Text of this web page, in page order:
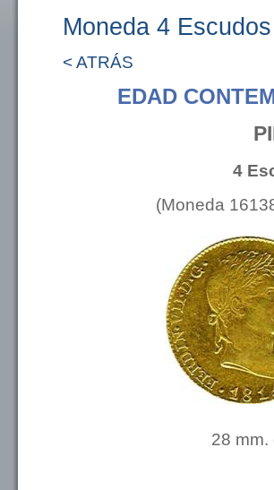
Moneda 4
< ATRÁS
EDAD
4
(Moneda
28 mm.